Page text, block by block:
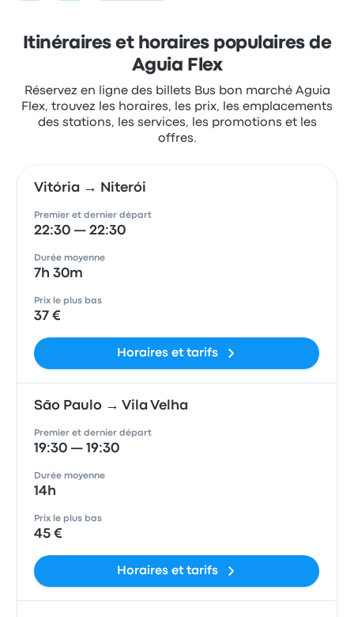
Itinéraires et horaires populaires de
Aguia Flex
Réservez en ligne des billets Bus bon marché Aguia
Flex, trouvez les horaires, les prix, les emplacements
des stations, les services, les promotions et les
offres.
Vitória → Niterói
Premier et dernier départ
22:30 — 22:30
Durée moyenne
7h 30m
Prix le plus bas
37 €
Horaires et tarifs
São Paulo → Vila Velha
Premier et dernier départ
19:30 — 19:30
Durée moyenne
14h
Prix le plus bas
45 €
Horaires et tarifs